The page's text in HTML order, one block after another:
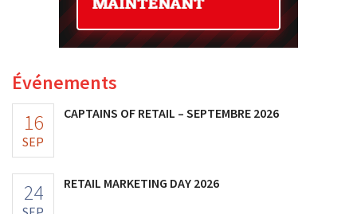
Événements
16
SEP
CAPTAINS OF RETAIL – SEPTEMBRE 2026
24 RETAIL MARKETING DAY 2026